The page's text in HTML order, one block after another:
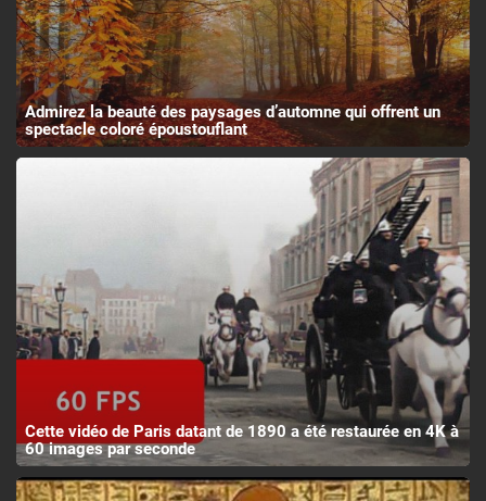
Admirez la beauté des paysages d’automne qui offrent un
spectacle coloré époustouflant
Cette vidéo de Paris datant de 1890 a été restaurée en 4K à
60 images par seconde